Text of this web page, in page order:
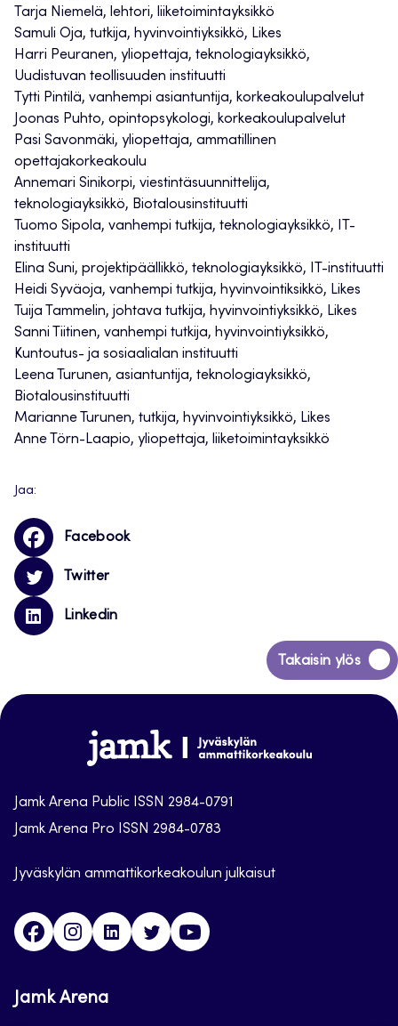
Tarja Niemelä, lehtori, liiketoimintayksikkö
Samuli Oja, tutkija, hyvinvointiyksikkö, Likes
Harri Peuranen, yliopettaja, teknologiayksikkö,
Uudistuvan teollisuuden instituutti
Tytti Pintilä, vanhempi asiantuntija, korkeakoulupalvelut
Joonas Puhto, opintopsykologi, korkeakoulupalvelut
Pasi Savonmäki, yliopettaja, ammatillinen
opettajakorkeakoulu
Annemari Sinikorpi, viestintäsuunnittelija,
teknologiayksikkö, Biotalousinstituutti
Tuomo Sipola, vanhempi tutkija, teknologiayksikkö, IT-
instituutti
Elina Suni, projektipäällikkö, teknologiayksikkö, IT-instituutti
Heidi Syväoja, vanhempi tutkija, hyvinvointiksikkö, Likes
Tuija Tammelin, johtava tutkija, hyvinvointiyksikkö, Likes
Sanni Tiitinen, vanhempi tutkija, hyvinvointiyksikkö,
Kuntoutus- ja sosiaalialan instituutti
Leena Turunen, asiantuntija, teknologiayksikkö,
Biotalousinstituutti
Marianne Turunen, tutkija, hyvinvointiyksikkö, Likes
Anne Törn-Laapio, yliopettaja, liiketoimintayksikkö
Jaa:
Facebook
Twitter
Linkedin
Takaisin ylös
Siirry
takaisin
Jamk
Arena
Jamk Arena Public ISSN 2984-0791
Jamk Arena Pro ISSN 2984-0783
Jyväskylän ammattikorkeakoulun julkaisut
FacebookInstagramLinkedinTwitter
Jamk Arena